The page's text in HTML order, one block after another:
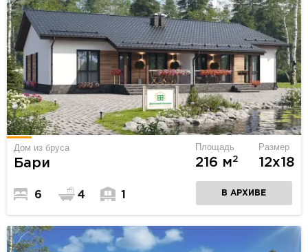
Дом из бруса
Бари
Площадь
216 м2
Размер
12х18
6 4 1 В АРХИВЕ